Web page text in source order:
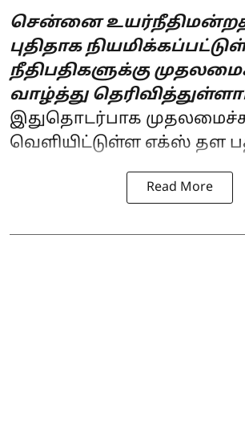
சென்னை
புதிதாக
நீதிபதிகளுக்கு
வாழ்த்து
இதுதொடர்பாக
வெளியிட்டுள்ள எக்ஸ் தள
Read More